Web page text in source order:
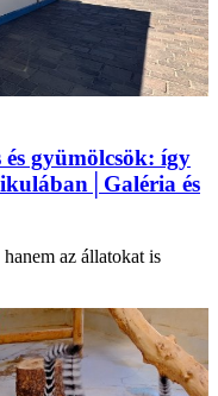
gyümölcsök: így
és
az állatokat is